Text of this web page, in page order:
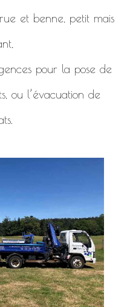
et benne, petit mais
pour la pose de
ou l’évacuation de